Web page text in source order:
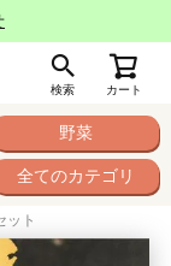
検索 カート
野菜
全てのカテゴリ
ット